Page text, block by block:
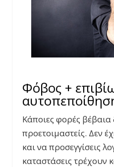
Φόβος +
Κάποιες φορές βέβαια
προετοιμαστείς. Δεν
και να προσεγγίσεις
καταστάσεις τρέχουν